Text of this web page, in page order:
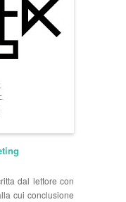
dal lettore con
cui conclusione